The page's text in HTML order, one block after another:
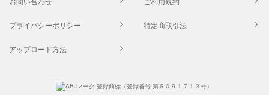
プライバシーポリシー 特定商取引法
アップロード方法